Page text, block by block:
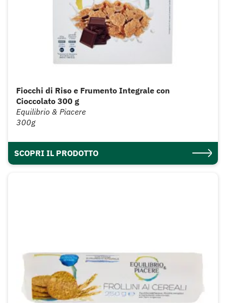
Fiocchi di Riso e Frumento Integrale con
Cioccolato 300 g
Equilibrio & Piacere
300g
SCOPRI IL PRODOTTO